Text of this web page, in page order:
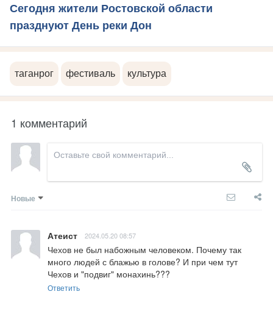
Сегодня жители Ростовской области
празднуют День реки Дон
таганрог фестиваль культура
1 комментарий
Новые
Атеист 2024.05.20 08:57
Чехов не был набожным человеком. Почему так
много людей с блажью в голове? И при чем тут
Чехов и "подвиг" монахинь???
Ответить